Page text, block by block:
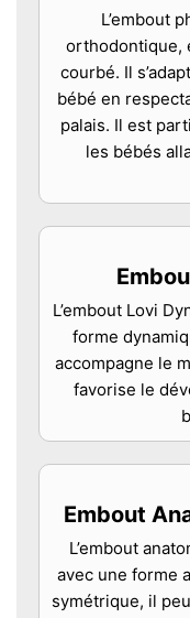
L’embout
orthodontique,
courbé. Il
bébé en
palais. Il est
les bébés
L’embout Lovi
forme
accompagne le
favorise le
Embout
L’embout
avec une forme
symétrique, il